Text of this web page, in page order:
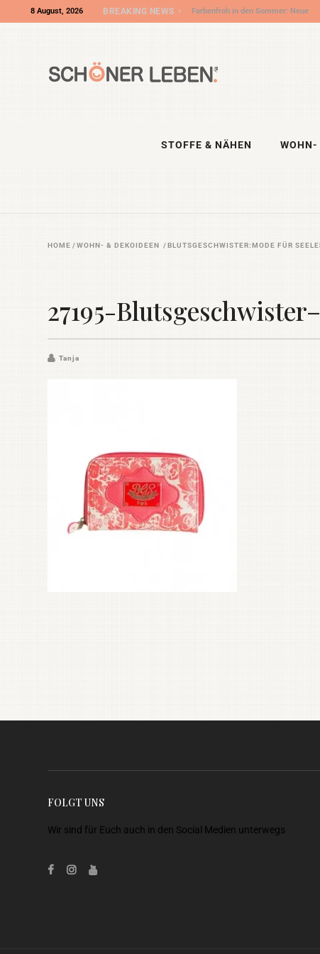
8 August, 2026 BREAKING NEWS Farbenfroh in den Sommer: Neue
STOFFE & NÄHEN WOHN-
HOME /WOHN- & DEKOIDEEN /BLUTSGESCHWISTER:MODE FÜR
27195-
Tanja
FOLGT UNS
Wir sind für Euch auch in den Social Medien unterwegs